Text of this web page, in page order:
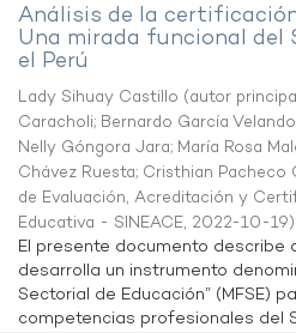
Análisis de la
Una mirada funcional del
el Perú
Lady Sihuay Castillo (autor
Caracholi; Bernardo García Velando
Nelly Góngora Jara; María Rosa
Chávez Ruesta; Cristhian Pacheco
de Evaluación, Acreditación y
Educativa - SINEACE, 2022-10-19)
El presente documento describe
desarrolla un instrumento
Sectorial de Educación” (MFSE)
competencias profesionales del